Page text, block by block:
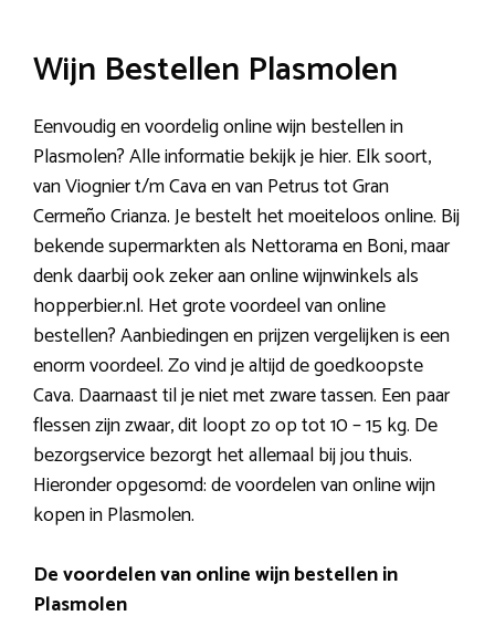
Wijn Bestellen Plasmolen
Eenvoudig en voordelig online wijn bestellen in
Plasmolen? Alle informatie bekijk je hier. Elk soort,
van Viognier t/m Cava en van Petrus tot Gran
Cermeño Crianza. Je bestelt het moeiteloos online. Bij
bekende supermarkten als Nettorama en Boni, maar
denk daarbij ook zeker aan online wijnwinkels als
hopperbier.nl. Het grote voordeel van online
bestellen? Aanbiedingen en prijzen vergelijken is een
enorm voordeel. Zo vind je altijd de goedkoopste
Cava. Daarnaast til je niet met zware tassen. Een paar
flessen zijn zwaar, dit loopt zo op tot 10 – 15 kg. De
bezorgservice bezorgt het allemaal bij jou thuis.
Hieronder opgesomd: de voordelen van online wijn
kopen in Plasmolen.
De voordelen van online wijn bestellen in
Plasmolen